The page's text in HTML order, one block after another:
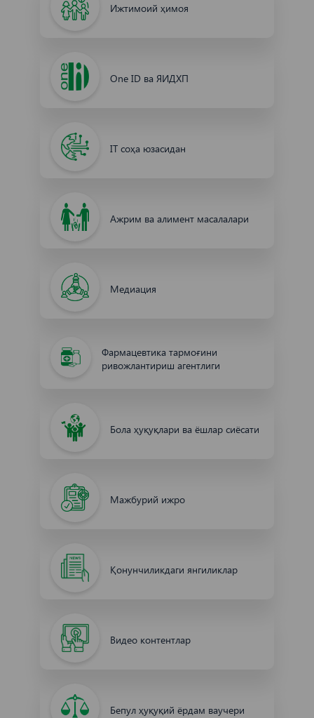
Ижтимоий ҳимоя
One ID ва ЯИДХП
IT соҳа юзасидан
Ажрим ва алимент масалалари
Медиация
Фармацевтика тармоғини
ривожлантириш агентлиги
Бола ҳуқуқлари ва ёшлар сиёсати
Мажбурий ижро
Қонунчиликдаги янгиликлар
Видео контентлар
Бепул ҳуқуқий ёрдам ваучери